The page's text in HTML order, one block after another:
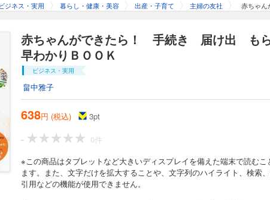
ビジネス・実用 暮らし・健康・美容 出産・子育て 主婦の友社
赤ちゃ
赤ちゃんができたら！ 手続き 届け出 も
早わかりＢＯＯＫ
ビジネス・実用
畠中雅子
638円 (税込) 3pt
-
0件
※この商品はタブレットなど大きいディスプレイを備えた端末で読むこ
ます。また、文字だけを拡大することや、文字列のハイライト、検索、
引用などの機能が使用できません。